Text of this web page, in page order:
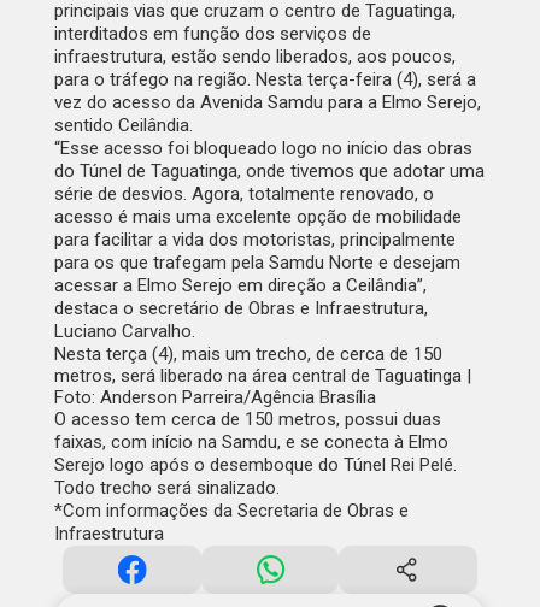
principais vias que cruzam o centro de Taguatinga,
interditados em função dos serviços de
infraestrutura, estão sendo liberados, aos poucos,
para o tráfego na região. Nesta terça-feira (4), será a
vez do acesso da Avenida Samdu para a Elmo Serejo,
sentido Ceilândia.
“Esse acesso foi bloqueado logo no início das obras
do Túnel de Taguatinga, onde tivemos que adotar uma
série de desvios. Agora, totalmente renovado, o
acesso é mais uma excelente opção de mobilidade
para facilitar a vida dos motoristas, principalmente
para os que trafegam pela Samdu Norte e desejam
acessar a Elmo Serejo em direção a Ceilândia”,
destaca o secretário de Obras e Infraestrutura,
Luciano Carvalho.
Nesta terça (4), mais um trecho, de cerca de 150
metros, será liberado na área central de Taguatinga |
Foto: Anderson Parreira/Agência Brasília
O acesso tem cerca de 150 metros, possui duas
faixas, com início na Samdu, e se conecta à Elmo
Serejo logo após o desemboque do Túnel Rei Pelé.
Todo trecho será sinalizado.
*Com informações da Secretaria de Obras e
Infraestrutura